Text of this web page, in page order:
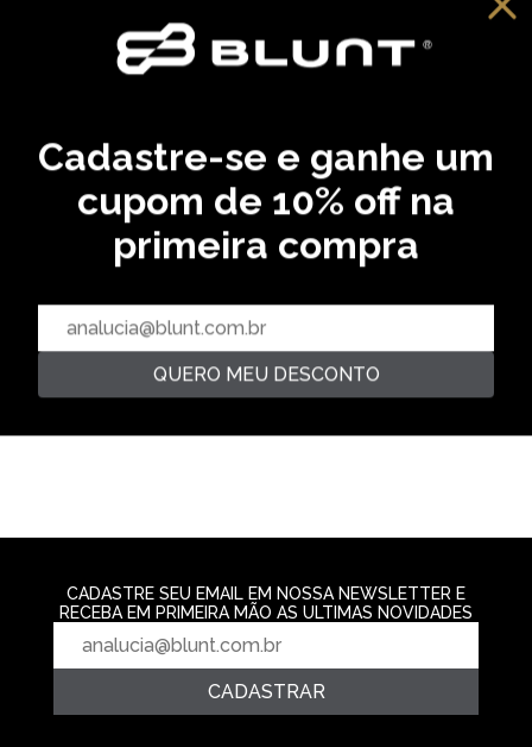
distinctio adipisci hic molestiae, amet quibusdam
cupiditate inventore fugit eveniet aliquam similique
praesentium debitis ab necessitatibus, dolorem
VOCÊ PODE GOSTAR
OVERSIZED
CAMISETA OVERSIZED BOOGIE
CAMISETA HEADBANGER -
PREMIUM
Cadastre-se e ganhe um
cupom de 10% off na
primeira compra
QUERO MEU DESCONTO
CADASTRE SEU EMAIL EM NOSSA NEWSLETTER E
RECEBA EM PRIMEIRA MÃO AS ULTIMAS NOVIDADES
CADASTRAR